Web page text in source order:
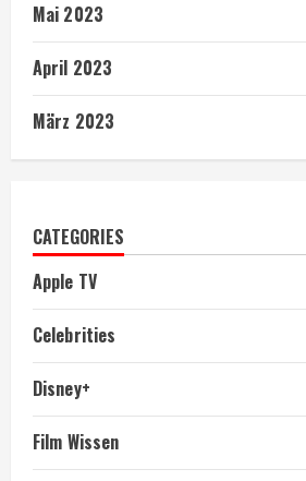
Mai 2023
April 2023
März 2023
CATEGORIES
Apple TV
Celebrities
Disney+
Film Wissen